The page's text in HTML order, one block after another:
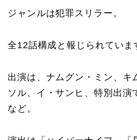
ジャンルは犯罪スリラー。
全12話構成と報じられていま
出演は、ナムグン・ミン、キ
ソル、イ・サンヒ、特別出演
など。